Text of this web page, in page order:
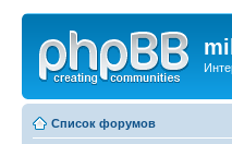
Список форумов